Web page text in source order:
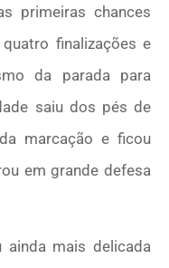
primeiras chances
finalizações e
da parada para
saiu dos pés de
marcação e ficou
em grande defesa
mais delicada